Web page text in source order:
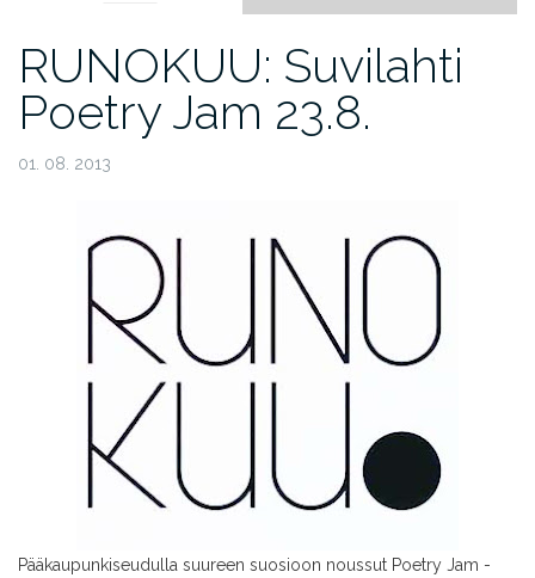
RUNOKUU: Suvilahti
Poetry Jam 23.8.
01. 08. 2013
Pääkaupunkiseudulla suureen suosioon noussut Poetry Jam -